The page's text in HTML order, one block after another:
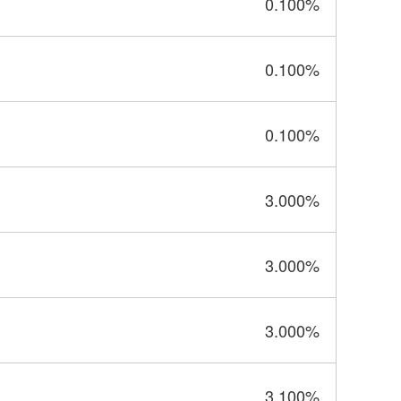
0.100%
0.100%
3.000%
3.000%
3.000%
3.100%